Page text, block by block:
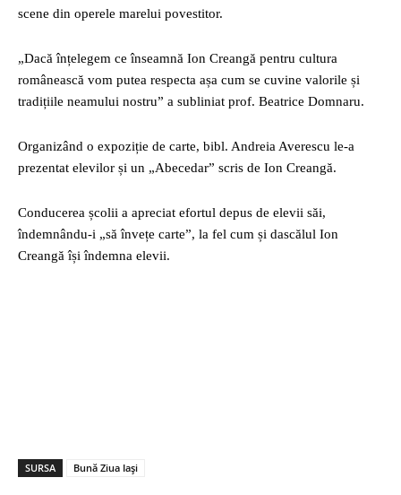
scene din operele marelui povestitor.
„Dacă înțelegem ce înseamnă Ion Creangă pentru cultura
românească vom putea respecta așa cum se cuvine valorile și
tradițiile neamului nostru” a subliniat prof. Beatrice Domnaru.
Organizând o expoziție de carte, bibl. Andreia Averescu le-a
prezentat elevilor și un „Abecedar” scris de Ion Creangă.
Conducerea școlii a apreciat efortul depus de elevii săi,
îndemnându-i „să învețe carte”, la fel cum și dascălul Ion
Creangă își îndemna elevii.
SURSA Bună Ziua Iași